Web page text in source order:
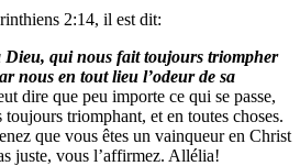
2:14, il est dit:
Dieu, qui nous fait toujours triompher
nous en tout lieu l’odeur de sa
dire que peu importe ce qui se passe,
triomphant, et en toutes choses.
que vous êtes un vainqueur en Christ
juste, vous l’affirmez. Allélia!